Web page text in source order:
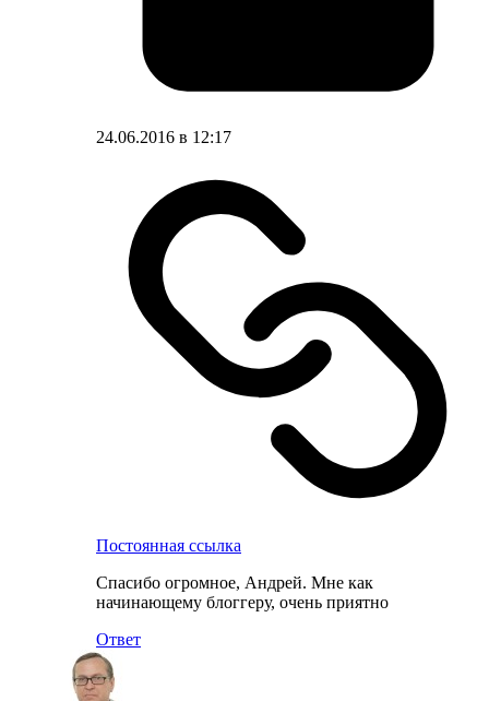
24.06.2016 в 12:17
Постоянная ссылка
Спасибо огромное, Андрей. Мне как
начинающему блоггеру, очень приятно
Ответ